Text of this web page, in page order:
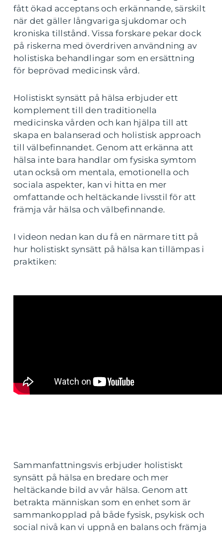
fått ökad acceptans och erkännande, särskilt
när det gäller långvariga sjukdomar och
kroniska tillstånd. Vissa forskare pekar dock
på riskerna med överdriven användning av
holistiska behandlingar som en ersättning
för beprövad medicinsk vård.
Holistiskt synsätt på hälsa erbjuder ett
komplement till den traditionella
medicinska vården och kan hjälpa till att
skapa en balanserad och holistisk approach
till välbefinnandet. Genom att erkänna att
hälsa inte bara handlar om fysiska symtom
utan också om mentala, emotionella och
sociala aspekter, kan vi hitta en mer
omfattande och heltäckande livsstil för att
främja vår hälsa och välbefinnande.
I videon nedan kan du få en närmare titt på
hur holistiskt synsätt på hälsa kan tillämpas i
praktiken:
Sammanfattningsvis erbjuder holistiskt
synsätt på hälsa en bredare och mer
heltäckande bild av vår hälsa. Genom att
betrakta människan som en enhet som är
sammankopplad på både fysisk, psykisk och
social nivå kan vi uppnå en balans och främja